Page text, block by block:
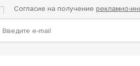
Согласие на получение рекламно-